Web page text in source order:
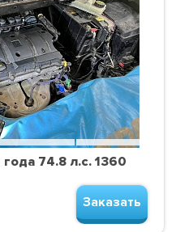
74.8 л.с. 1360
Заказать